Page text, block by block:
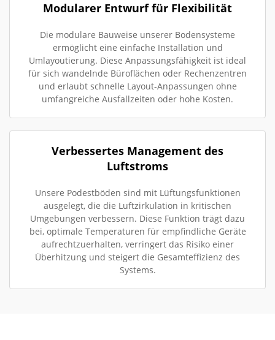
Modularer Entwurf für Flexibilität
Die modulare Bauweise unserer Bodensysteme
ermöglicht eine einfache Installation und
Umlayoutierung. Diese Anpassungsfähigkeit ist ideal
für sich wandelnde Büroflächen oder Rechenzentren
und erlaubt schnelle Layout-Anpassungen ohne
umfangreiche Ausfallzeiten oder hohe Kosten.
Verbessertes Management des
Luftstroms
Unsere Podestböden sind mit Lüftungsfunktionen
ausgelegt, die die Luftzirkulation in kritischen
Umgebungen verbessern. Diese Funktion trägt dazu
bei, optimale Temperaturen für empfindliche Geräte
aufrechtzuerhalten, verringert das Risiko einer
Überhitzung und steigert die Gesamteffizienz des
Systems.